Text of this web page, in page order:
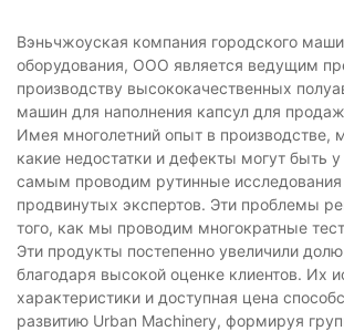
Вэньчжоуская компания городского
оборудования, ООО является ведущим
производству высококачественных
машин для наполнения капсул для
Имея многолетний опыт в производстве,
какие недостатки и дефекты могут быть
самым проводим рутинные
продвинутых экспертов. Эти проблемы
того, как мы проводим многократные
Эти продукты постепенно увеличили
благодаря высокой оценке клиентов. Их
характеристики и доступная цена
развитию Urban Machinery, формируя